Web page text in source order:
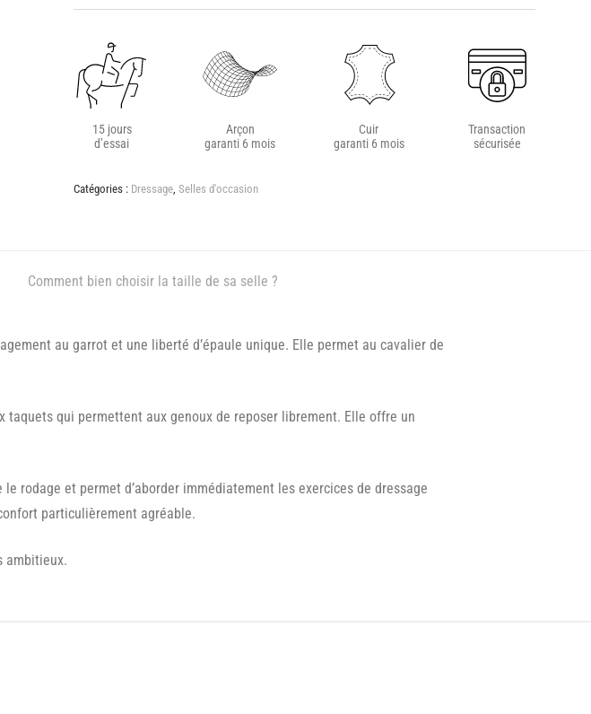
15 jours
d’essai
Arçon
garanti 6 mois
Cuir
garanti 6 mois
Transaction
sécurisée
Catégories : Dressage, Selles d'occasion
Comment bien choisir la taille de sa selle ?
au garrot et une liberté d’épaule unique. Elle permet au cavalier de
taquets qui permettent aux genoux de reposer librement. Elle offre un
rodage et permet d’aborder immédiatement les exercices de dressage
particulièrement agréable.
ambitieux.